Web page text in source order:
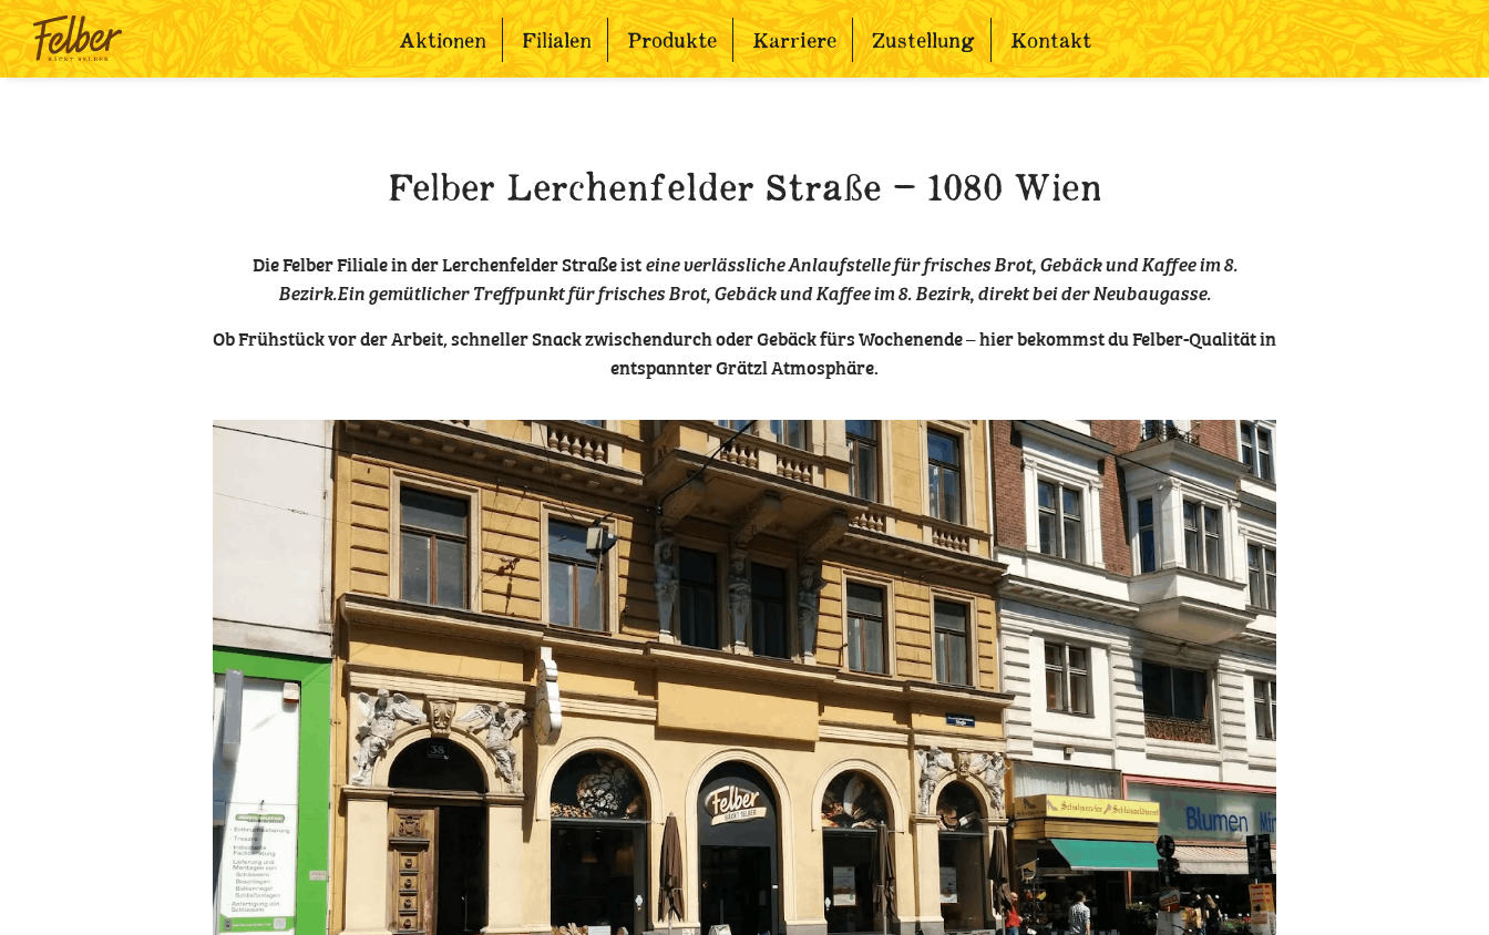
Aktionen Filialen Produkte Karriere Zustellung Kontakt
Felber Lerchenfelder Straße – 1080 Wien
Die Felber Filiale in der Lerchenfelder Straße isteine verlässliche Anlaufstelle für frisches Brot, Gebäck und Kaffee im 8.
Bezirk.Ein gemütlicher Treffpunkt für frisches Brot, Gebäck und Kaffee im 8. Bezirk, direkt bei der Neubaugasse.
Ob Frühstück vor der Arbeit, schneller Snack zwischendurch oder Gebäck fürs Wochenende – hier bekommst du Felber-Qualität in
entspannter Grätzl Atmosphäre.